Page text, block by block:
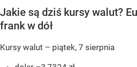
Jakie są dziś kursy walut?
frank w dół
Kursy walut – piątek, 7 sierpnia